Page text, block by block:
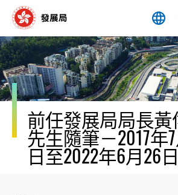
容
開
始
前任發展局局長黃
先生隨筆－2017年
日至2022年6月26日